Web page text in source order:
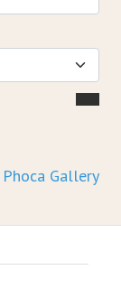
Phoca Gallery